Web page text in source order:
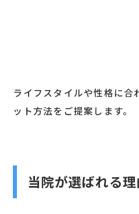
ライフスタイルや性格に合
ット方法をご提案します。
当院が選ばれる理